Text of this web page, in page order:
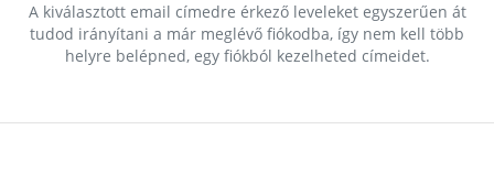
A kiválasztott email címedre érkező leveleket egyszerűen át
tudod irányítani a már meglévő fiókodba, így nem kell több
helyre belépned, egy fiókból kezelheted címeidet.